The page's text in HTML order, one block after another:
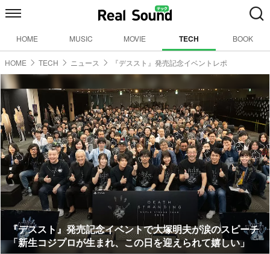
HOME MUSIC MOVIE TECH BOOK
HOME TECH ニュース 『デススト』発売記念イベントレポ
『デススト』発売記念イベントで大塚明夫が涙のスピーチ
「新生コジプロが生まれ、この日を迎えられて嬉しい」